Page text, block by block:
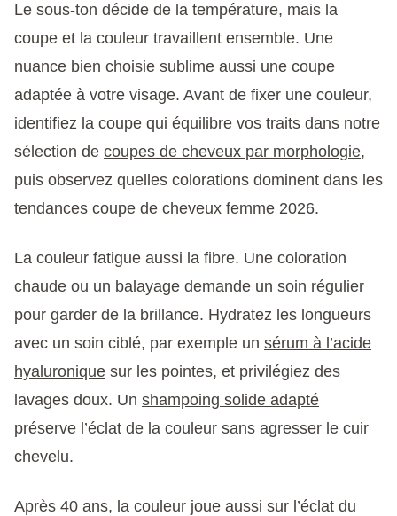
Le sous-ton décide de la température, mais la
coupe et la couleur travaillent ensemble. Une
nuance bien choisie sublime aussi une coupe
adaptée à votre visage. Avant de fixer une couleur,
identifiez la coupe qui équilibre vos traits dans notre
sélection de coupes de cheveux par morphologie,
puis observez quelles colorations dominent dans les
tendances coupe de cheveux femme 2026.
La couleur fatigue aussi la fibre. Une coloration
chaude ou un balayage demande un soin régulier
pour garder de la brillance. Hydratez les longueurs
avec un soin ciblé, par exemple un sérum à l’acide
hyaluronique sur les pointes, et privilégiez des
lavages doux. Un shampoing solide adapté
préserve l’éclat de la couleur sans agresser le cuir
chevelu.
Après 40 ans, la couleur joue aussi sur l’éclat du